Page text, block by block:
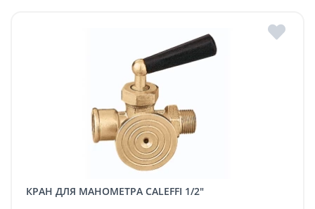
КРАН ДЛЯ МАНОМЕТРА CALEFFI 1/2"